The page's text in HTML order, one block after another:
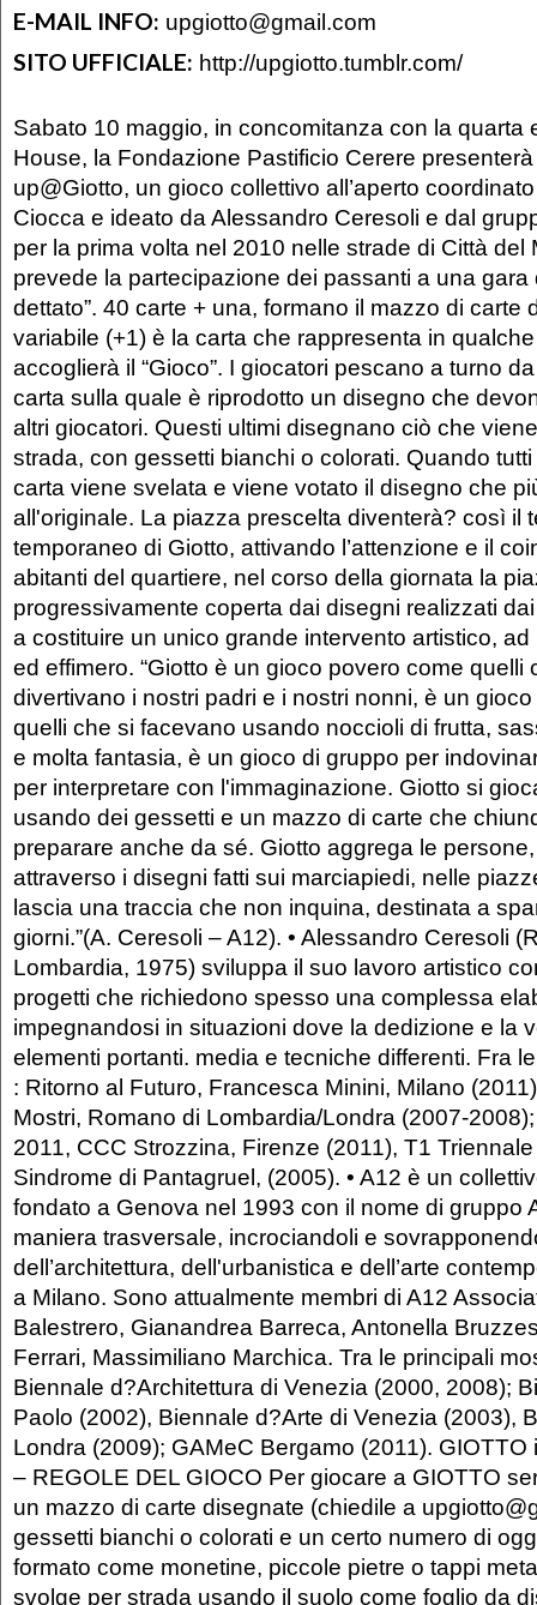
E-MAIL INFO: upgiotto@gmail.com
SITO UFFICIALE: http://upgiotto.tumblr.com/
Sabato 10 maggio, in concomitanza con la quarta
House, la Fondazione Pastificio Cerere
up@Giotto, un gioco collettivo all’aperto
Ciocca e ideato da Alessandro Ceresoli e dal
per la prima volta nel 2010 nelle strade di Città del
prevede la partecipazione dei passanti a una gara
dettato”. 40 carte + una, formano il mazzo di carte
variabile (+1) è la carta che rappresenta in
accoglierà il “Gioco”. I giocatori pescano a turno
carta sulla quale è riprodotto un disegno che
altri giocatori. Questi ultimi disegnano ciò che
strada, con gessetti bianchi o colorati. Quando
carta viene svelata e viene votato il disegno che
all'originale. La piazza prescelta diventerà? così il
temporaneo di Giotto, attivando l’attenzione e il
abitanti del quartiere, nel corso della giornata la
progressivamente coperta dai disegni realizzati
a costituire un unico grande intervento artistico,
ed effimero. “Giotto è un gioco povero come quelli
divertivano i nostri padri e i nostri nonni, è un
quelli che si facevano usando noccioli di frutta,
e molta fantasia, è un gioco di gruppo per
per interpretare con l'immaginazione. Giotto si
usando dei gessetti e un mazzo di carte che
preparare anche da sé. Giotto aggrega le
attraverso i disegni fatti sui marciapiedi, nelle
lascia una traccia che non inquina, destinata a
giorni.”(A. Ceresoli – A12). • Alessandro Ceresoli
Lombardia, 1975) sviluppa il suo lavoro artistico
progetti che richiedono spesso una complessa
impegnandosi in situazioni dove la dedizione e la
elementi portanti. media e tecniche differenti. Fra
: Ritorno al Futuro, Francesca Minini, Milano
Mostri, Romano di Lombardia/Londra (2007-
2011, CCC Strozzina, Firenze (2011), T1
Sindrome di Pantagruel, (2005). • A12 è un
fondato a Genova nel 1993 con il nome di gruppo
maniera trasversale, incrociandoli e
dell’architettura, dell'urbanistica e dell’arte
a Milano. Sono attualmente membri di A12
Balestrero, Gianandrea Barreca, Antonella
Ferrari, Massimiliano Marchica. Tra le principali
Biennale d?Architettura di Venezia (2000, 2008);
Paolo (2002), Biennale d?Arte di Venezia (2003),
Londra (2009); GAMeC Bergamo (2011). GIOTTO
– REGOLE DEL GIOCO Per giocare a GIOTTO
un mazzo di carte disegnate (chiedile a
gessetti bianchi o colorati e un certo numero di
formato come monetine, piccole pietre o tappi
svolge per strada usando il suolo come foglio da